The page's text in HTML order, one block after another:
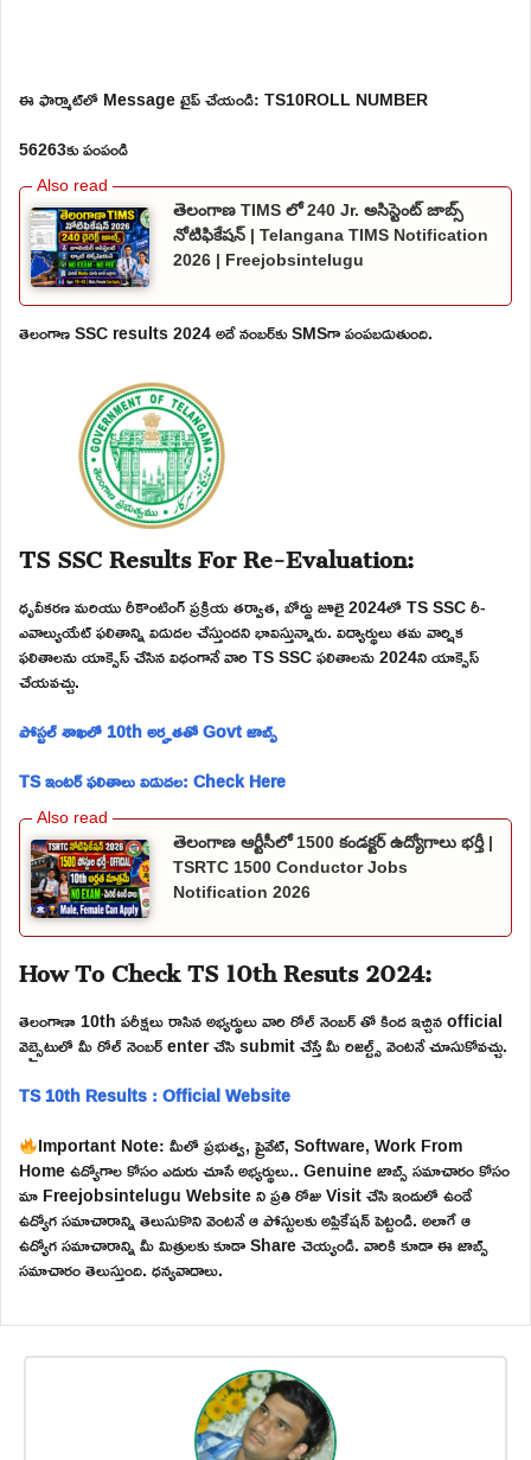
ఈ ఫార్మాట్‌లో Message టైప్ చేయండి: TS10ROLL NUMBER
56263కు పంపండి
తెలంగాణ TIMS లో 240 Jr. అసిస్టెంట్ జాబ్స్
నోటిఫికేషన్ | Telangana TIMS Notification
2026 | Freejobsintelugu
తెలంగాణ SSC results 2024 అదే నంబర్‌కు SMSగా పంపబడుతుంది.
TS SSC Results For Re-Evaluation:
ధృవీకరణ మరియు రీకౌంటింగ్ ప్రక్రియ తర్వాత, బోర్డు జూలై 2024లో TS SSC రీ-
ఎవాల్యుయేట్ ఫలితాన్ని విడుదల చేస్తుందని భావిస్తున్నారు. విద్యార్థులు తమ వార్షిక
ఫలితాలను యాక్సెస్ చేసిన విధంగానే వారి TS SSC ఫలితాలను 2024ని యాక్సెస్
చేయవచ్చు.
పోస్టల్ శాఖలో 10th అర్హతతో Govt జాబ్స్
TS ఇంటర్ ఫలితాలు విడుదల: Check Here
తెలంగాణ ఆర్టీసీలో 1500 కండక్టర్ ఉద్యోగాలు భర్తీ |
TSRTC 1500 Conductor Jobs
Notification 2026
How To Check TS 10th Resuts 2024:
తెలంగాణా 10th పరీక్షలు రాసిన అభ్యర్థులు వారి రోల్ నెంబర్ తో కింద ఇచ్చిన official
వెబ్సైటులో మీ రోల్ నెంబర్ enter చేసి submit చేస్తే మీ రిజల్ట్స్ వెంటనే చూసుకోవచ్చు.
TS 10th Results : Official Website
Important Note: మీలో ప్రభుత్వ, ప్రైవేట్, Software, Work From
Home ఉద్యోగాల కోసం ఎదురు చూసే అభ్యర్థులు.. Genuine జాబ్స్ సమాచారం కోసం
మా Freejobsintelugu Website ని ప్రతి రోజు Visit చేసి ఇందులో ఉండే
ఉద్యోగ సమాచారాన్ని తెలుసుకొని వెంటనే ఆ పోస్టులకు అప్లికేషన్ పెట్టండి. అలాగే ఆ
ఉద్యోగ సమాచారాన్ని మీ మిత్రులకు కూడా Share చెయ్యండి. వారికి కూడా ఈ జాబ్స్
సమాచారం తెలుస్తుంది. ధన్యవాదాలు.